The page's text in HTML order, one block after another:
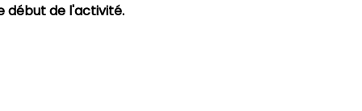
début de l'activité.